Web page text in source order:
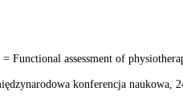
assessment of
konferencja naukowa,